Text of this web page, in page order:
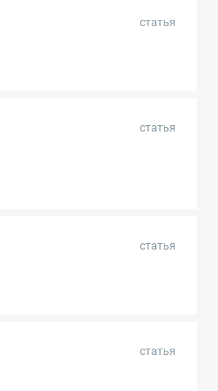
статья
статья
статья
статья